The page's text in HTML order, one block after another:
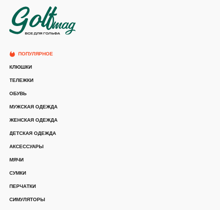
КЛЮШКИ
СУМКИ
ОБУВЬ
ПЕРЧАТКИ
ТЕЛЕЖКИ
МЯЧИ
СИМУЛЯТОРЫ
МУЖСКАЯ ОДЕЖДА
ЖЕНСКАЯ ОДЕЖДА
ДЕТСКАЯ ОДЕЖДА
АКСЕССУАРЫ
ПОПУЛЯРНОЕ